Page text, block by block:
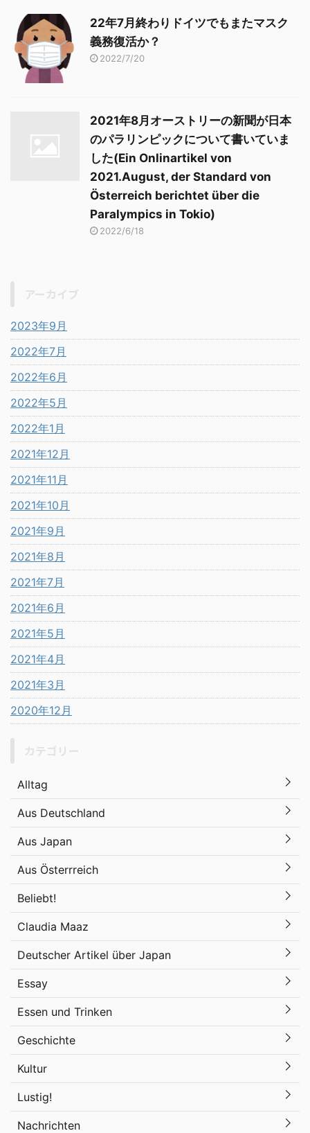
22年7月終わりドイツでもまたマスク
義務復活か？
2022/7/20
2021年8月オーストリーの新聞が日本
のパラリンピックについて書いていま
した(Ein Onlinartikel von
2021.August, der Standard von
Österreich berichtet über die
Paralympics in Tokio)
2022/6/18
2023年9月
2022年7月
2022年6月
2022年5月
2022年1月
2021年12月
2021年11月
2021年10月
2021年9月
2021年8月
2021年7月
2021年6月
2021年5月
2021年4月
2021年3月
2020年12月
Alltag
Aus Deutschland
Aus Japan
Aus Österrreich
Beliebt!
Claudia Maaz
Deutscher Artikel über Japan
Essay
Essen und Trinken
Geschichte
Kultur
Lustig!
Nachrichten